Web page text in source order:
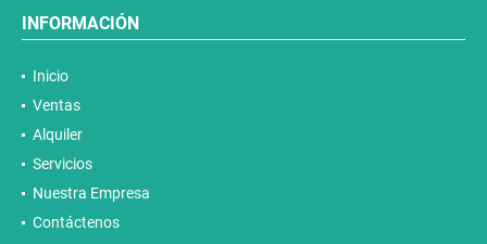
INFORMACIÓN
Inicio
Ventas
Alquiler
Servicios
Nuestra Empresa
Contáctenos